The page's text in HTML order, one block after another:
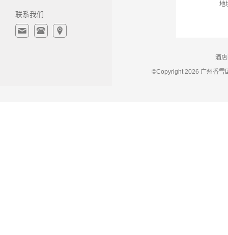
联系我们
地
酒
©Copyright 2026 广州香雪